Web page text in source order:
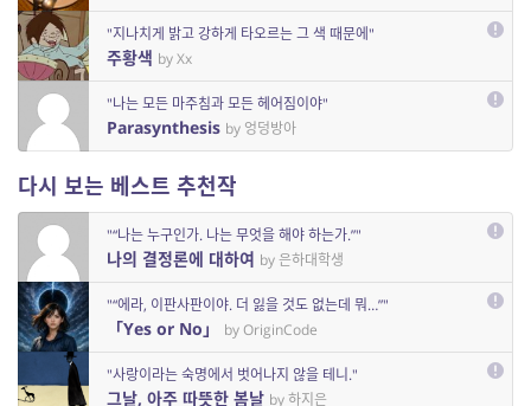
"지나치게 밝고 강하게 타오르는 그 색 때문에"
주황색 by Xx
"나는 모든 마주침과 모든 헤어짐이야"
Parasynthesis by 엉덩방아
다시 보는 베스트 추천작
"“나는 누구인가. 나는 무엇을 해야 하는가.”"
나의 결정론에 대하여 by 은하대학생
"“에라, 이판사판이야. 더 잃을 것도 없는데 뭐…”"
「Yes or No」 by OriginCode
"사랑이라는 숙명에서 벗어나지 않을 테니."
그날, 아주 따뜻한 봄날 by 하지은